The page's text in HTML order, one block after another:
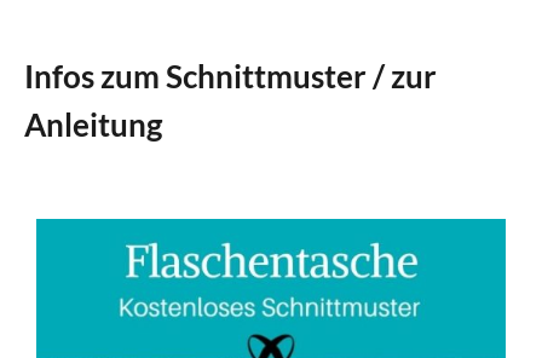
Infos zum Schnittmuster / zur
Anleitung